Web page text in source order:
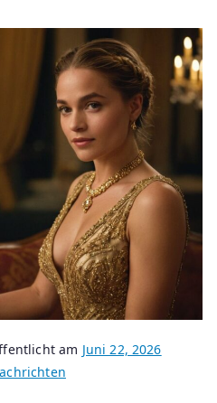
am Juni 22, 2026